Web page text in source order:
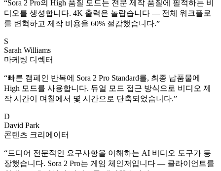
“Sora 2 Pro의 High 품질 모드는 전문 제작 품질에 필적하는 비
디오를 생성합니다. 4K 출력은 놀랍습니다 — 전체 워크플로
를 변혁하고 제작 비용을 60% 절감했습니다.”
S
Sarah Williams
마케팅 디렉터
“빠른 캠페인 반복에 Sora 2 Pro Standard를, 최종 납품물에
High 모드를 사용합니다. 듀얼 모드 접근 방식으로 비디오 제
작 시간이 며칠에서 몇 시간으로 단축되었습니다.”
D
David Park
콘텐츠 크리에이터
“드디어 전문적인 요구사항을 이해하는 AI 비디오 도구가 등
장했습니다. Sora 2 Pro는 게임 체인저입니다 — 클라이언트를